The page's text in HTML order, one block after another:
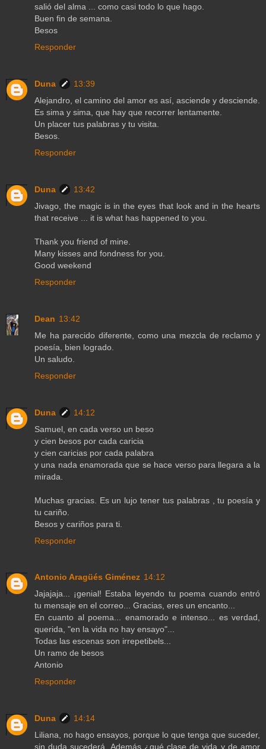
salió del alma ... como casi todo lo que hago.
Buen fin de semana.
Besos
Responder
Duna
13:39
Alejandro, el camino del amor es así, asciende y desciende.
Es sima y sima, que hay que recorrer lentamente.
Un placer tus palabras y tu visita.
Besos.
Responder
Duna
13:42
Jivago, the magic is in the eyes that look and in the hearts
that receive ... it is what has happened to you.
Thank you friend of mine.
Many kisses and fondness for you.
Good weekend
Responder
Dean 13:42
Me ha parecido diferente, como una mezcla de reclamo y
poesía, bien logrado.
Un saludo.
Responder
Duna
14:12
Samuel, en cada verso un beso
y cien besos por cada caricia
y cien caricias por cada palabra
y una nada enamorada que se hace verso para llegara a la
mirada.
Muchas gracias. Es un lujo tener tus palabras , tu poesía y
tu cariño.
Besos y cariños para ti.
Responder
Antonio Aragüés Giménez 14:12
Jajajaja... ¡genial! Estaba leyendo tu poema cuando entró
tu mensaje en el correo... Gracias, eres un encanto...
En cuanto al poema... enamorado e intenso... es verdad,
querida, "en la vida no hay ensayo"...
Todas las escenas son irrepetibels...
Un ramo de besos
Antonio
Responder
Duna
14:14
Liliana, no hago ensayos, porque lo que tenga que suceder,
sin duda sucederá. Además ¿qué clase de vida y de amor